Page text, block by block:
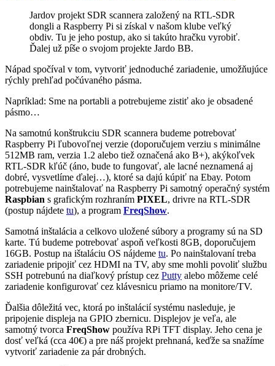
Jardov projekt SDR scannera založený na RTL-SDR
dongli a Raspberry Pi si získal v našom klube veľký
obdiv. Tu je jeho postup, ako si takúto hračku vyrobiť.
Ďalej už píše o svojom projekte Jardo BB.
Nápad spočíval v tom, vytvoriť jednoduché zariadenie, umožňujúce
rýchly prehľad počúvaného pásma.
Napríklad: Sme na portabli a potrebujeme zistiť ako je obsadené
pásmo…
Na samotnú konštrukciu SDR scannera budeme potrebovať
Raspberry Pi ľubovoľnej verzie (doporučujem verziu s minimálne
512MB ram, verzia 1.2 alebo tiež označená ako B+), akýkoľvek
RTL-SDR kľúč (áno, bude to fungovať, ale lacné neznamená aj
dobré, vysvetlíme ďalej…), ktoré sa dajú kúpiť na Ebay. Potom
potrebujeme nainštalovať na Raspberry Pi samotný operačný systém
Raspbian s grafickým rozhraním PIXEL, drivre na RTL-SDR
(postup nájdete tu), a program FreqShow.
Samotná inštalácia a celkovo uložené súbory a programy sú na SD
karte. Tú budeme potrebovať aspoň veľkosti 8GB, doporučujem
16GB. Postup na ištaláciu OS nájdeme tu. Po nainštalovaní treba
zariadenie pripojiť cez HDMI na TV, aby sme mohli povoliť službu
SSH potrebunú na diaľkový prístup cez Putty alebo môžeme celé
zariadenie konfigurovať cez klávesnicu priamo na monitore/TV.
Ďalšia dôležitá vec, ktorá po inštalácií systému nasleduje, je
pripojenie displeja na GPIO zbernicu. Displejov je veľa, ale
samotný tvorca FreqShow používa RPi TFT display. Jeho cena je
dosť veľká (cca 40€) a pre náš projekt prehnaná, keďže sa snažíme
vytvoriť zariadenie za pár drobných.